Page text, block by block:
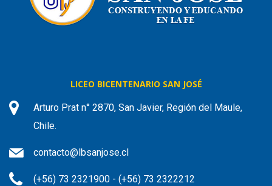
LICEO BICENTENARIO SAN JOSÉ
Arturo Prat n° 2870, San Javier, Región del Maule,
Chile.
contacto@lbsanjose.cl
(+56) 73 2321900 - (+56) 73 2322212